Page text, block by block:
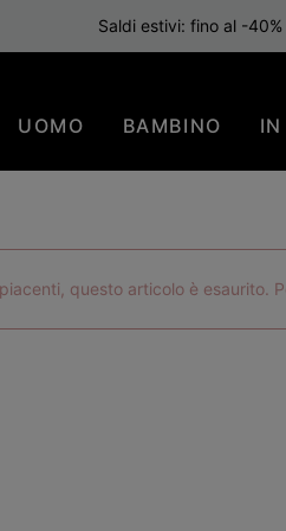
Saldi estivi: fino al -
UOMO BAMBINO
questo articolo è esaurito.